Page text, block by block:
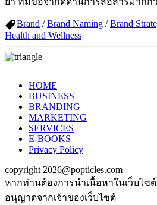
Brand /Brand Naming /Brand
Health and Wellness
HOME
BUSINESS
BRANDING
MARKETING
SERVICES
E-BOOKS
Privacy Policy
copyright 2026@popticles.com
หากท่านต้องการนำเนื้อหาในเว็บไซต์
อนุญาตจากเจ้าของเว็บไซต์